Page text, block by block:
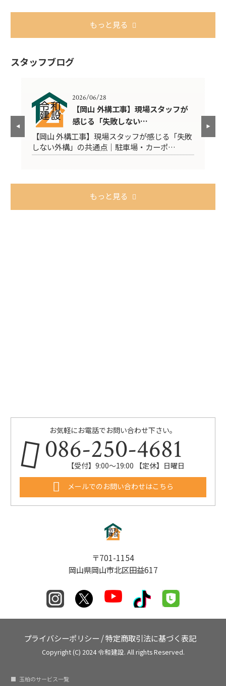
もっと見る
スタッフブログ
2026/06/28
【岡山 外構工事】現場スタッフが
感じる「失敗しない…
【岡山 外構工事】現場スタッフが感じる「失敗
しない外構」の共通点｜駐車場・カーポ…
もっと見る
お気軽にお電話でお問い合わせ下さい。
086-250-4681
【受付】9:00〜19:00 【定休】日曜日
メールでのお問い合わせはこちら
〒701-1154
岡山県岡山市北区田益617
プライバシーポリシー /特定商取引法に基づく表記
Copyright (C) 2024 令和建設. All rights Reserved.
玉柏のサービス一覧